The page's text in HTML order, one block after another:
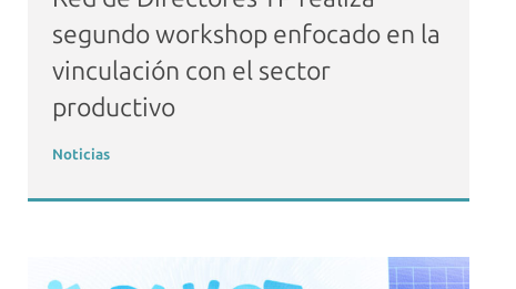
segundo workshop enfocado en la
vinculación con el sector
productivo
Noticias